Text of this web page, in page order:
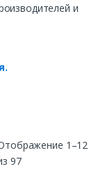
и
1–12
97